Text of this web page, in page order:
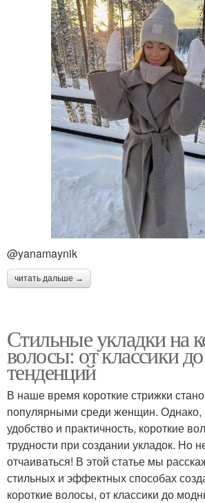
@yanamaynik
читать дальше →
Стильные укладки на
волосы: от классики
тенденций
В наше время короткие стрижки
популярными среди женщин. Однако,
удобство и практичность, короткие
трудности при создании укладок. Но
отчаиваться! В этой статье мы
стильных и эффектных способах
короткие волосы, от классики до